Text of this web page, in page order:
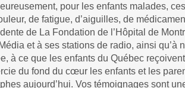
pour les enfants malades,
de fatigue, d’aiguilles, de
de La Fondation de l’Hôpital de
et à ses stations de radio, ainsi
à ce que les enfants du Québec
du fond du cœur les enfants et les
aujourd’hui. Vos témoignages sont